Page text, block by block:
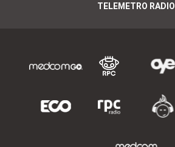
TELEMETRO RADIO